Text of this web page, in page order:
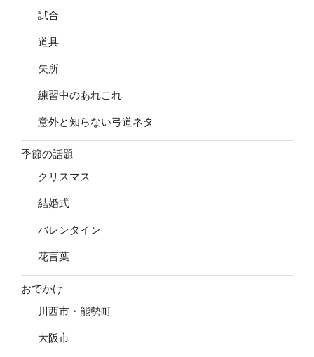
試合
道具
矢所
練習中のあれこれ
意外と知らない弓道ネタ
季節の話題
クリスマス
結婚式
バレンタイン
花言葉
おでかけ
川西市・能勢町
大阪市